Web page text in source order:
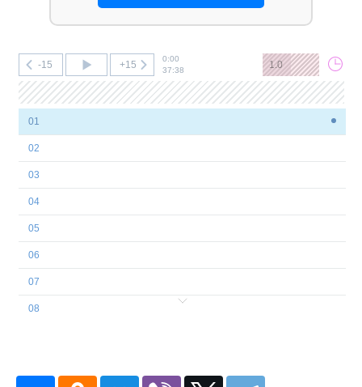
-15 +15
0:00
37:38
1.0
01
02
03
04
05
06
07
08